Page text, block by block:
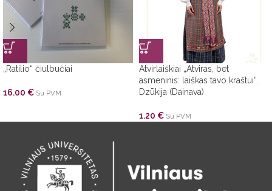
„Ratilio“ čiulbučiai
16.00 € Su PVM
Atvirlaiškiai „Atviras, bet
asmeninis: laiškas tavo kraštui“.
Dzūkija (Dainava)
1.20 € Su PVM